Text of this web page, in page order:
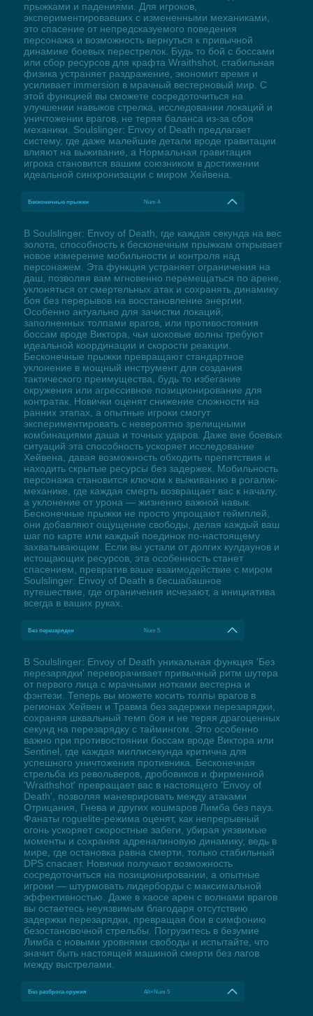
прыжками и падениями. Для игроков,
экспериментировавших с измененными механиками,
это спасение от непредсказуемого поведения
персонажа и возможность вернуться к привычной
динамике боевых перестрелок. Будь то бой с боссами
или сбор ресурсов для крафта Wraithshot, стабильная
физика устраняет раздражение, экономит время и
усиливает immersion в мрачный вестерновый мир. С
этой функцией вы сможете сосредоточиться на
улучшении навыков стрелка, исследовании локаций и
уничтожении врагов, не теряя баланса из-за сбоя
механики. Soulslinger: Envoy of Death предлагает
систему, где даже малейшие детали вроде гравитации
влияют на выживание, а Нормальная гравитация
игрока становится вашим союзником в достижении
идеальной синхронизации с миром Хейвена.
Бесконечные прыжки Num 4
В Soulslinger: Envoy of Death, где каждая секунда на вес
золота, способность к бесконечным прыжкам открывает
новое измерение мобильности и контроля над
персонажем. Эта функция устраняет ограничения на
даш, позволяя вам мгновенно перемещаться по арене,
уклоняться от смертельных атак и сохранять динамику
боя без перерывов на восстановление энергии.
Особенно актуально для зачистки локаций,
заполненных толпами врагов, или противостояния
боссам вроде Виктора, чьи шоковые волны требуют
идеальной координации и скорости реакции.
Бесконечные прыжки превращают стандартное
уклонение в мощный инструмент для создания
тактического преимущества, будь то избегание
окружения или агрессивное позиционирование для
контратак. Новички оценят снижение сложности на
ранних этапах, а опытные игроки смогут
экспериментировать с невероятно зрелищными
комбинациями даша и точных ударов. Даже вне боевых
ситуаций эта способность ускоряет исследование
Хейвена, давая возможность обходить препятствия и
находить скрытые ресурсы без задержек. Мобильность
персонажа становится ключом к выживанию в рогалик-
механике, где каждая смерть возвращает вас к началу,
а уклонение от урона — жизненно важной навык.
Бесконечные прыжки не просто упрощают геймплей,
они добавляют ощущение свободы, делая каждый ваш
шаг по карте или каждый поединок по-настоящему
захватывающим. Если вы устали от долгих кулдаунов и
истощающих ресурсов, эта особенность станет
спасением, превратив ваше взаимодействие с миром
Soulslinger: Envoy of Death в бесшабашное
путешествие, где ограничения исчезают, а инициатива
всегда в ваших руках.
Без перезарядки Num 5
В Soulslinger: Envoy of Death уникальная функция 'Без
перезарядки' переворачивает привычный ритм шутера
от первого лица с мрачными нотками вестерна и
фэнтези. Теперь вы можете косить толпы врагов в
регионах Хейвен и Травма без задержки перезарядки,
сохраняя шквальный темп боя и не теряя драгоценных
секунд на перезарядку с таймингом. Это особенно
важно при противостоянии боссам вроде Виктора или
Sentinel, где каждая миллисекунда критична для
успешного уничтожения противника. Бесконечная
стрельба из револьверов, дробовиков и фирменной
'Wraithshot' превращает вас в настоящего 'Envoy of
Death', позволяя маневрировать между атаками
Отрицания, Гнева и других кошмаров Лимба без пауз.
Фанаты roguelite-режима оценят, как непрерывный
огонь ускоряет скоростные забеги, убирая уязвимые
моменты и сохраняя адреналиновую динамику, ведь в
мире, где остановка равна смерти, только стабильный
DPS спасает. Новички получают возможность
сосредоточиться на позиционировании, а опытные
игроки — штурмовать лидерборды с максимальной
эффективностью. Даже в хаосе арен с волнами врагов
вы остаетесь неуязвимым благодаря отсутствию
задержки перезарядки, превращая бои в симфонию
безостановочной стрельбы. Погрузитесь в безумие
Лимба с новыми уровнями свободы и испытайте, что
значит быть настоящей машиной смерти без лагов
между выстрелами.
Без разброса оружия Alt+Num 5